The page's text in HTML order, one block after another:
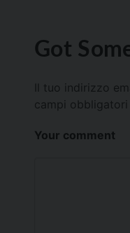
Got
Il tuo indirizzo
campi obbligatori
Your comment